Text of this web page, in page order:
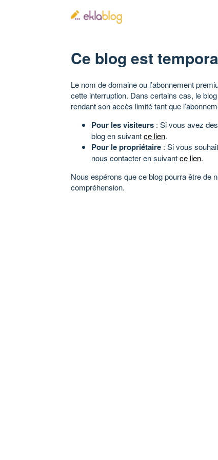
Ce blog est
Le nom de domaine ou l’abonnement
cette interruption. Dans certains cas, le
rendant son accès limité tant que
Pour les visiteurs : Si vous avez
blog en suivantce lien.
Pour le propriétaire : Si vous
nous contacter en suivantce lien.
Nous espérons que ce blog pourra être de
compréhension.